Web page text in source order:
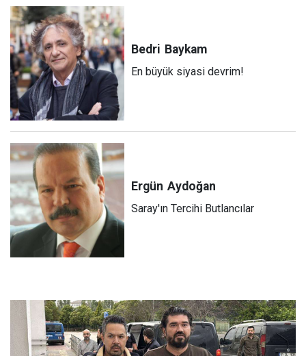
Bedri Baykam
En büyük siyasi devrim!
Ergün Aydoğan
Saray'ın Tercihi Butlancılar